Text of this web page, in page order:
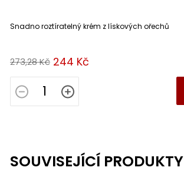
273,28 Kč 244 Kč
Snadno roztíratelný krém z lískových ořechů
SOUVISEJÍCÍ PRODUKTY